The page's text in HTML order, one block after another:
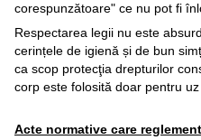
corespunzătoare" ce nu pot fi
Respectarea legii nu este
cerințele de igienă și de bun
ca scop protecţia drepturilor
corp este folosită doar pentru
Acte normative care